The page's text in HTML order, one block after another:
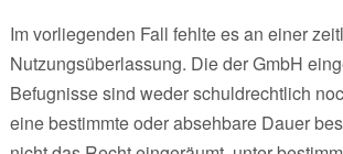
Im vorliegenden Fall fehlte es an einer
Nutzungsüberlassung. Die der GmbH
Befugnisse sind weder schuldrechtlich
eine bestimmte oder absehbare Dauer